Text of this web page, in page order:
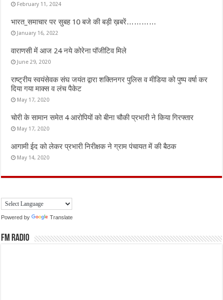
February 11, 2024
भारत_समाचार पर सुबह 10 बजे की बड़ी ख़बरें…………
January 16, 2022
वाराणसी में आज 24 नये कोरेना पॉजीटिव मिले
June 29, 2020
राष्ट्रीय स्वयंसेवक संघ जयंत द्वारा शक्तिनगर पुलिस व मीडिया को पुष्प वर्षा कर
दिया गया माक्स व लंच पैकेट
May 17, 2020
चोरी के सामान समेत 4 आरोपियों को बीना चौकी प्रभारी ने किया गिरफ्तार
May 17, 2020
आगामी ईद को लेकर प्रभारी निरीक्षक ने ग्राम पंचायत में की बैठक
May 14, 2020
Powered by Translate
FM Radio